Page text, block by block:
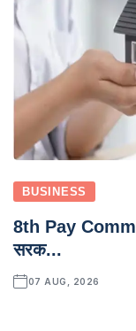
BUSINESS
8th Pay
सरक...
07 AUG, 2026